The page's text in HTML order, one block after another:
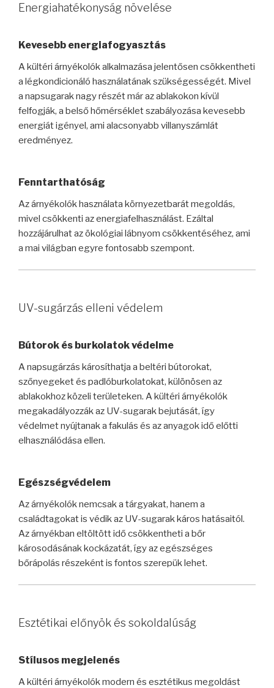
Energiahatékonyság növelése
Kevesebb energiafogyasztás
A kültéri árnyékolók alkalmazása jelentősen csökkentheti
a légkondicionáló használatának szükségességét. Mivel
a napsugarak nagy részét már az ablakokon kívül
felfogják, a belső hőmérséklet szabályozása kevesebb
energiát igényel, ami alacsonyabb villanyszámlát
eredményez.
Fenntarthatóság
Az árnyékolók használata környezetbarát megoldás,
mivel csökkenti az energiafelhasználást. Ezáltal
hozzájárulhat az ökológiai lábnyom csökkentéséhez, ami
a mai világban egyre fontosabb szempont.
UV-sugárzás elleni védelem
Bútorok és burkolatok védelme
A napsugárzás károsíthatja a beltéri bútorokat,
szőnyegeket és padlóburkolatokat, különösen az
ablakokhoz közeli területeken. A kültéri árnyékolók
megakadályozzák az UV-sugarak bejutását, így
védelmet nyújtanak a fakulás és az anyagok idő előtti
elhasználódása ellen.
Egészségvédelem
Az árnyékolók nemcsak a tárgyakat, hanem a
családtagokat is védik az UV-sugarak káros hatásaitól.
Az árnyékban eltöltött idő csökkentheti a bőr
károsodásának kockázatát, így az egészséges
bőrápolás részeként is fontos szerepük lehet.
Esztétikai előnyök és sokoldalúság
Stílusos megjelenés
A kültéri árnyékolók modern és esztétikus megoldást